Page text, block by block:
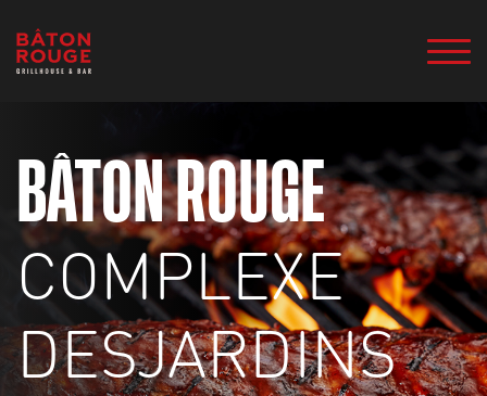
BÂTON ROUGE
COMPLEXE
DESJARDINS